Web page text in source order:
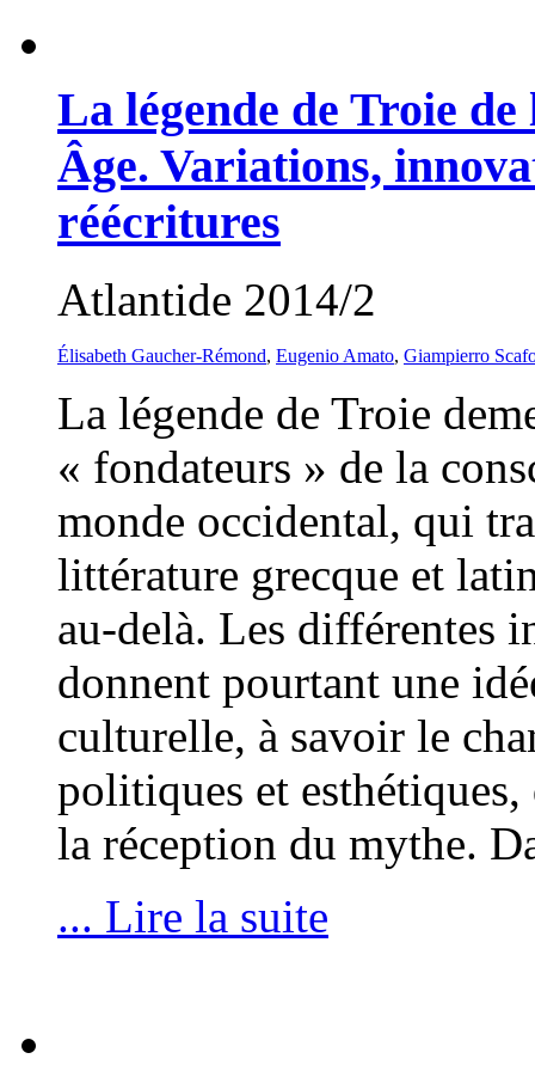
La légende de Troie
Âge. Variations,
réécritures
Atlantide 2014/2
Élisabeth Gaucher-Rémond, Eugenio Amato, Giampierro
La légende de Troie
« fondateurs » de la
monde occidental, qui
littérature grecque et
au-delà. Les différentes
donnent pourtant une
culturelle, à savoir le
politiques et
la réception du mythe.
... Lire la suite